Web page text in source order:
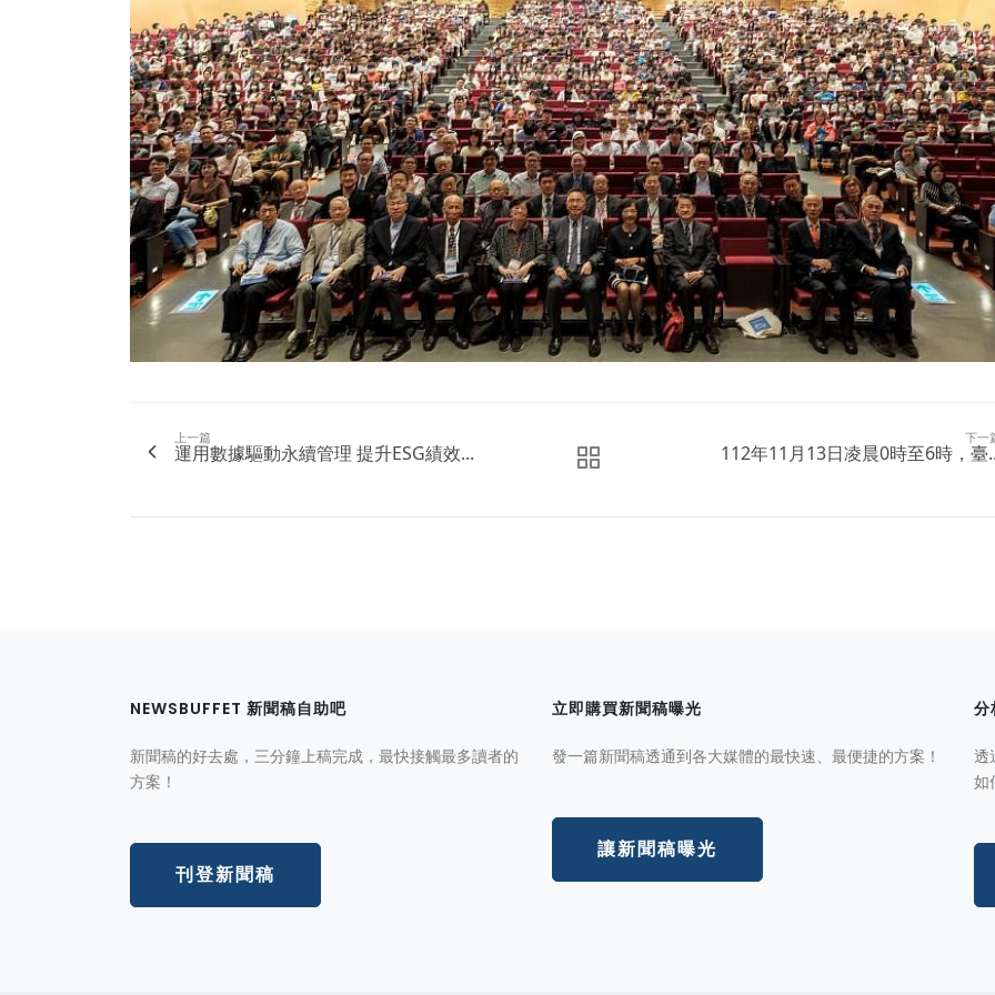
上一篇
運用數據驅動永續管理 提升ESG績效...
下一
112年11月13日凌晨0時至6時，臺
NEWSBUFFET 新聞稿自助吧
新聞稿的好去處，三分鐘上稿完成，最快接觸最多讀者的
方案！
刊登新聞稿
立即購買新聞稿曝光
發一篇新聞稿透通到各大媒體的最快速、最便捷的方案！
讓新聞稿曝光
分
透
如